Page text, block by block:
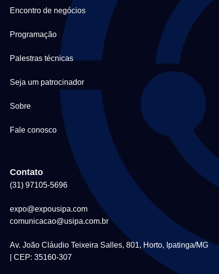
Encontro de negócios
Programação
Palestras técnicas
Seja um patrocinador
Sobre
Fale conosco
Contato
(31) 97105-5696
expo@expousipa.com
comunicacao@usipa.com.br
Av. João Cláudio Teixeira Salles, 801, Horto, Ipatinga/MG
| CEP: 35160-307